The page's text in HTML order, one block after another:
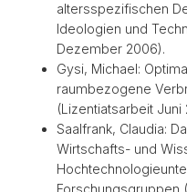
altersspezifischen
Ideologien und
Dezember 2006).
Gysi, Michael:
raumbezogene
(Lizentiatsarbeit Juni
Saalfrank, Claudia:
Wirtschafts- und
Forschungsgruppen